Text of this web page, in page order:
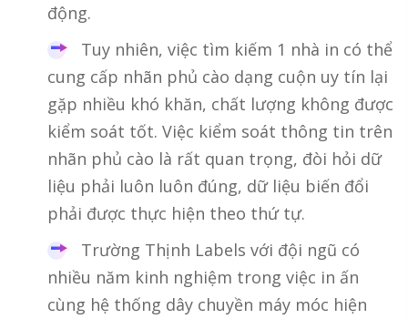
động.
Tuy nhiên, việc tìm kiếm 1 nhà in có thể
cung cấp nhãn phủ cào dạng cuộn uy tín lại
gặp nhiều khó khăn, chất lượng không được
kiểm soát tốt. Việc kiểm soát thông tin trên
nhãn phủ cào là rất quan trọng, đòi hỏi dữ
liệu phải luôn luôn đúng, dữ liệu biến đổi
phải được thực hiện theo thứ tự.
Trường Thịnh Labels với đội ngũ có
nhiều năm kinh nghiệm trong việc in ấn
cùng hệ thống dây chuyền máy móc hiện